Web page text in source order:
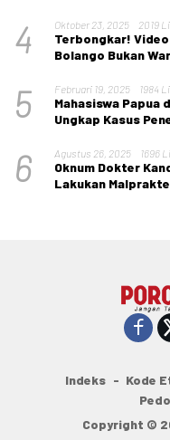
4 Oktober 23, 2025 2019
Terbongkar! Video
Bolango Bukan
5 Februari 19, 2025 1984
Mahasiswa Papua
Ungkap Kasus
6 Agustus 26, 2025 1696
Oknum Dokter
Lakukan
Indeks Kode
Copyright ©